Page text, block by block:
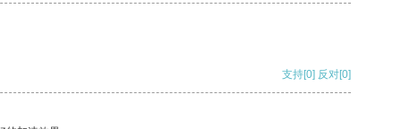
支持[0] 反对[0]